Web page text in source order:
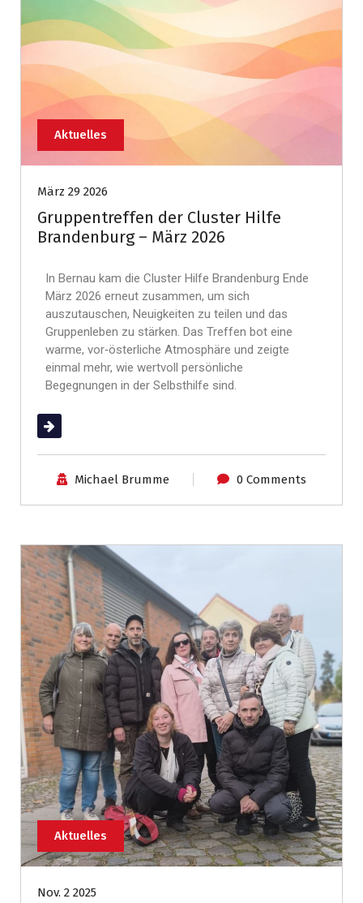
Aktuelles
März 29 2026
Gruppentreffen der Cluster Hilfe
Brandenburg – März 2026
In Bernau kam die Cluster Hilfe Brandenburg Ende
März 2026 erneut zusammen, um sich
auszutauschen, Neuigkeiten zu teilen und das
Gruppenleben zu stärken. Das Treffen bot eine
warme, vor‑österliche Atmosphäre und zeigte
einmal mehr, wie wertvoll persönliche
Begegnungen in der Selbsthilfe sind.
(mehr …)
Michael Brumme 0 Comments
Aktuelles
Nov. 2 2025